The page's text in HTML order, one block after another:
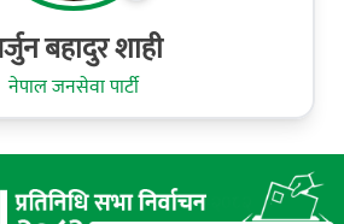
बहादुर शाही
नेपाल जनसेवा पार्टी